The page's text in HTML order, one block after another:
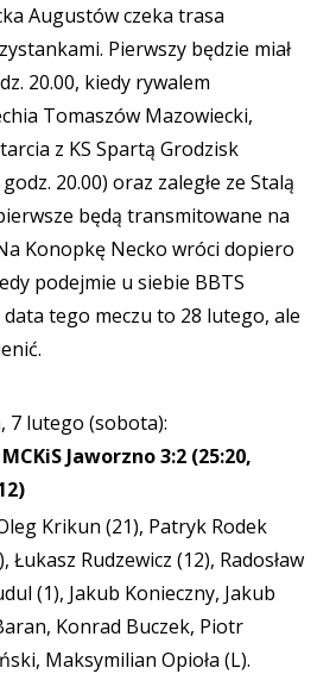
Augustów czeka trasa
Pierwszy będzie miał
20.00, kiedy rywalem
Tomaszów Mazowiecki,
z KS Spartą Grodzisk
20.00) oraz zaległe ze Stalą
będą transmitowane na
Konopkę Necko wróci dopiero
podejmie u siebie BBTS
data tego meczu to 28 lutego, ale
7 lutego (sobota):
Jaworzno 3:2 (25:20,
Krikun (21), Patryk Rodek
Łukasz Rudzewicz (12), Radosław
(1), Jakub Konieczny, Jakub
Konrad Buczek, Piotr
Maksymilian Opioła (L).